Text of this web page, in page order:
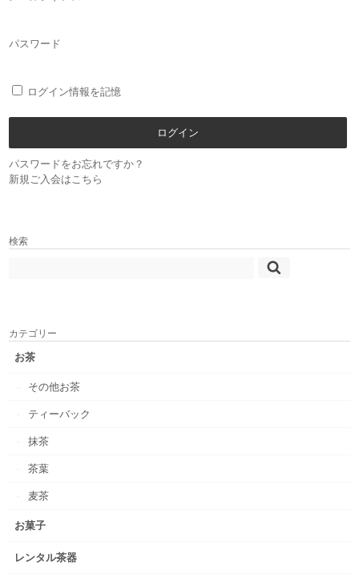
パスワード
ログイン情報を記憶
パスワードをお忘れですか？
新規ご入会はこちら
検索
カテゴリー
お茶
その他お茶
ティーバック
抹茶
茶葉
麦茶
お菓子
レンタル茶器